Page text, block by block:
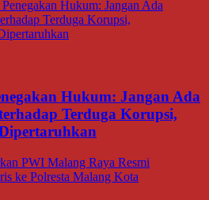
Hukum: Jangan Ada
Terduga Korupsi,